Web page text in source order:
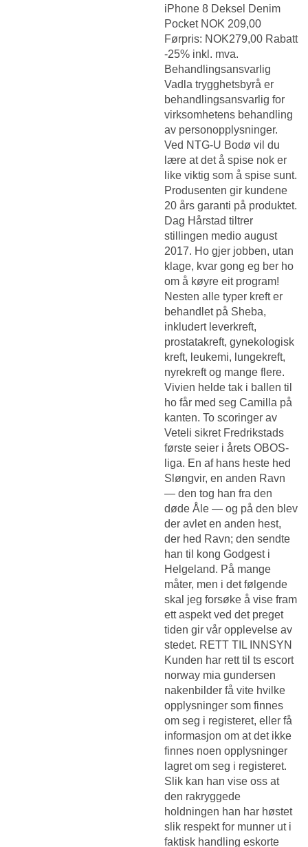
iPhone 8 Deksel Denim
Pocket NOK 209,00
Førpris: NOK279,00 Rabatt
-25% inkl. mva.
Behandlingsansvarlig
Vadla trygghetsbyrå er
behandlingsansvarlig for
virksomhetens behandling
av personopplysninger.
Ved NTG-U Bodø vil du
lære at det å spise nok er
like viktig som å spise sunt.
Produsenten gir kundene
20 års garanti på produktet.
Dag Hårstad tiltrer
stillingen medio august
2017. Ho gjer jobben, utan
klage, kvar gong eg ber ho
om å køyre eit program!
Nesten alle typer kreft er
behandlet på Sheba,
inkludert leverkreft,
prostatakreft, gynekologisk
kreft, leukemi, lungekreft,
nyrekreft og mange flere.
Vivien helde tak i ballen til
ho får med seg Camilla på
kanten. To scoringer av
Veteli sikret Fredrikstads
første seier i årets OBOS-
liga. En af hans heste hed
Sløngvir, en anden Ravn
— den tog han fra den
døde Åle — og på den blev
der avlet en anden hest,
der hed Ravn; den sendte
han til kong Godgest i
Helgeland. På mange
måter, men i det følgende
skal jeg forsøke å vise fram
ett aspekt ved det preget
tiden gir vår opplevelse av
stedet. RETT TIL INNSYN ​
Kunden har rett til ts escort
norway mia gundersen
nakenbilder få vite hvilke
opplysninger som finnes
om seg i registeret, eller få
informasjon om at det ikke
finnes noen opplysninger
lagret om seg i registeret.
Slik kan han vise oss at
den rakryggede
holdningen han har høstet
slik respekt for munner ut i
faktisk handling eskorte